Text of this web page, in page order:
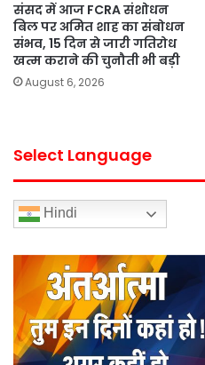
संसद में आज FCRA संशोधन
बिल पर अमित शाह का संबोधन
संभव, 15 दिन से जारी गतिरोध
खत्म कराने की चुनौती भी बड़ी
August 6, 2026
Select Language
Hindi